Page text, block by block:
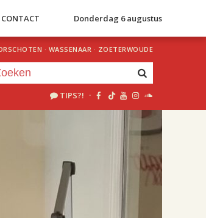
CONTACT Donderdag 6 augustus
· WASSENAAR · ZOETERWOUDE
TIPS?! ·
uur 1 van 2
Volgend uur